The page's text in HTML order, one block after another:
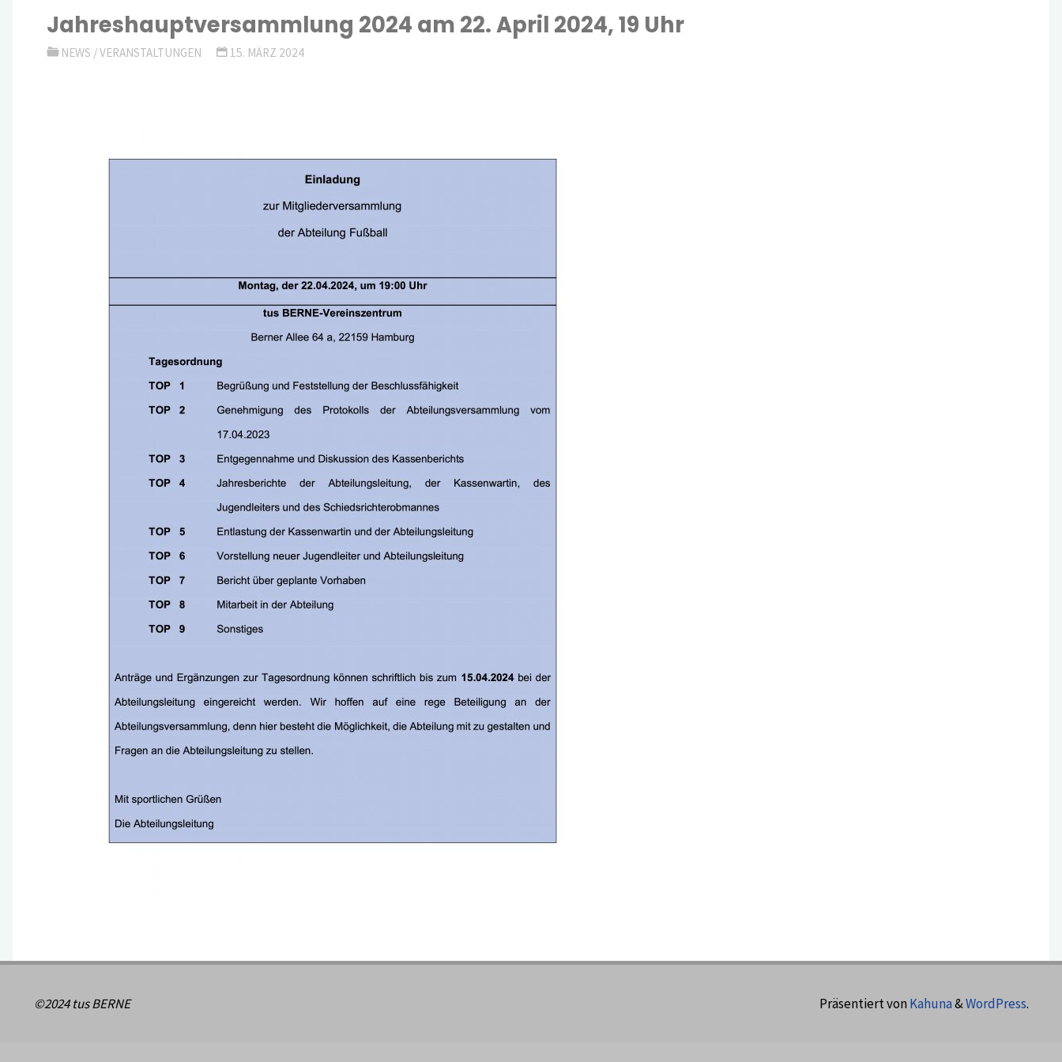
Jahreshauptversammlung 2024 am 22. April 2024, 19 Uhr
NEWS /VERANSTALTUNGEN 15. MÄRZ 2024
Präsentiert vonKahuna&WordPress.
©2024 tus BERNE